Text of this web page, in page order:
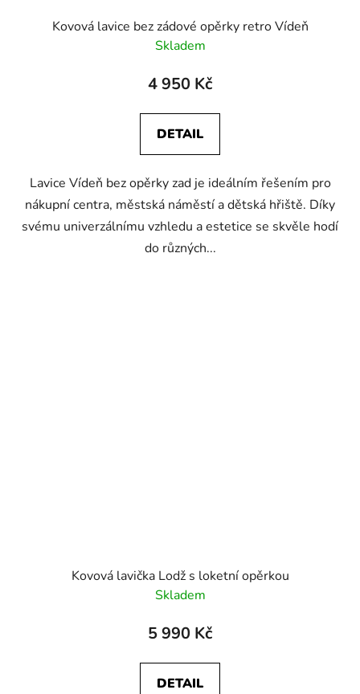
Kovová lavice bez zádové opěrky retro Vídeň
Skladem
4 950 Kč
DETAIL
Lavice Vídeň bez opěrky zad je ideálním řešením pro
nákupní centra, městská náměstí a dětská hřiště. Díky
svému univerzálnímu vzhledu a estetice se skvěle hodí
do různých...
Kovová lavička Lodž s loketní opěrkou
Skladem
5 990 Kč
DETAIL